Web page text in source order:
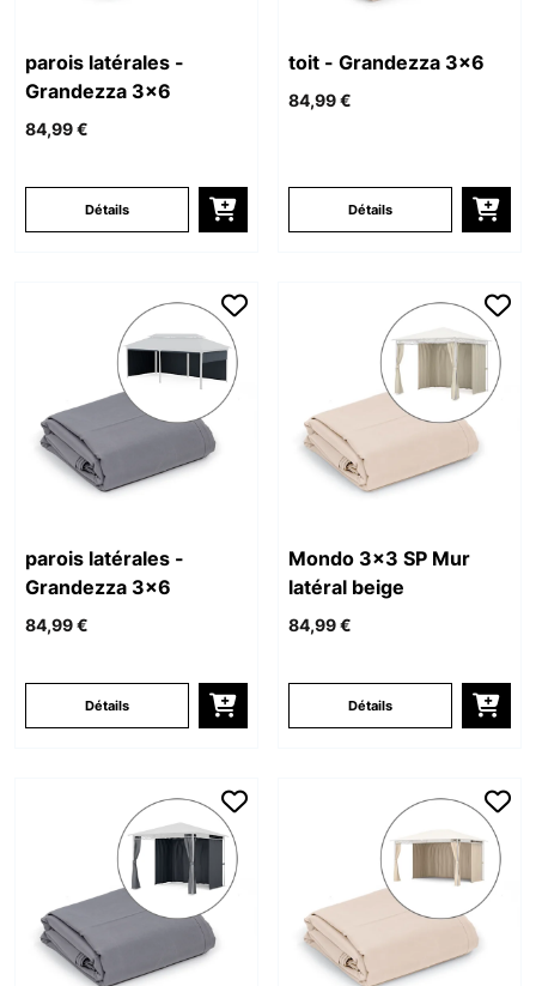
parois latérales -
Grandezza 3x6
84,99 €
Détails
toit - Grandezza 3x6
84,99 €
Détails
parois latérales -
Grandezza 3x6
84,99 €
Détails
Mondo 3x3 SP Mur
latéral beige
84,99 €
Détails